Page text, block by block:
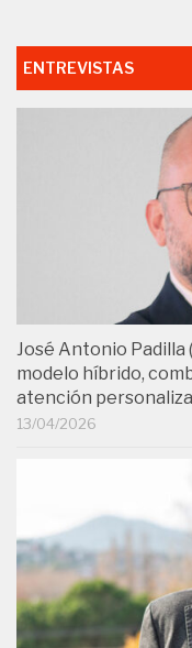
ENTREVISTAS
José Antonio Padilla
modelo híbrido,
atención
13/04/2026